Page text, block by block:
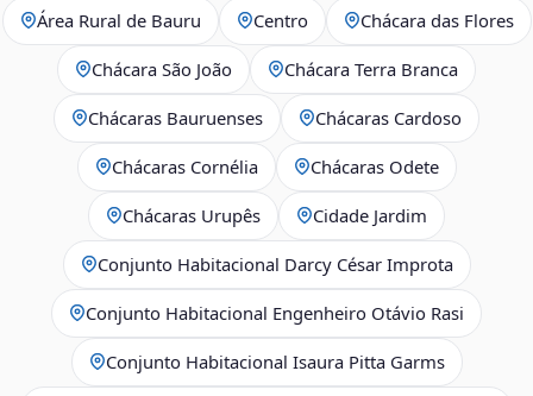
Área Rural de Bauru Centro Chácara das Flores
Chácara São João Chácara Terra Branca
Chácaras Bauruenses Chácaras Cardoso
Chácaras Cornélia Chácaras Odete
Chácaras Urupês Cidade Jardim
Conjunto Habitacional Darcy César Improta
Conjunto Habitacional Engenheiro Otávio Rasi
Conjunto Habitacional Isaura Pitta Garms